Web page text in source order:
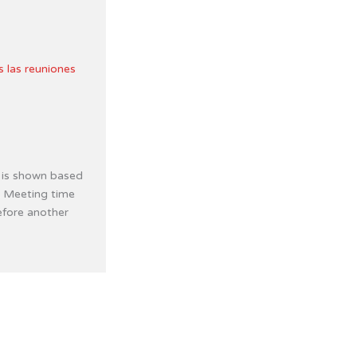
las reuniones
shown based
Meeting time
another